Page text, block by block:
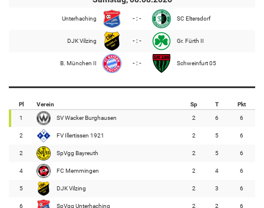
Unterhaching - : - SC Eltersdorf
DJK Vilzing - : - Gr. Fürth II
B. München II - : - Schweinfurt 05
Pl Verein Sp T Pkt
1 SV Wacker Burghausen 2 6 6
2 FV Illertissen 1921 2 5 6
2 SpVgg Bayreuth 2 5 6
4 FC Memmingen 2 4 6
5 DJK Vilzing 2 3 6
6 SpVgg Unterhaching 2 2 6